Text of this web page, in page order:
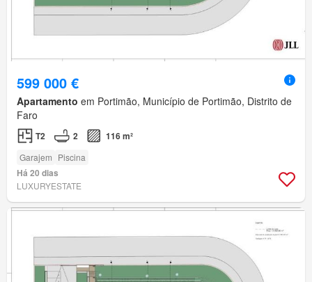
599 000 €
Apartamento em Portimão, Município de Portimão, Distrito de
Faro
T2 2 116 m²
Garajem Piscina
Há 20 dias
LUXURYESTATE